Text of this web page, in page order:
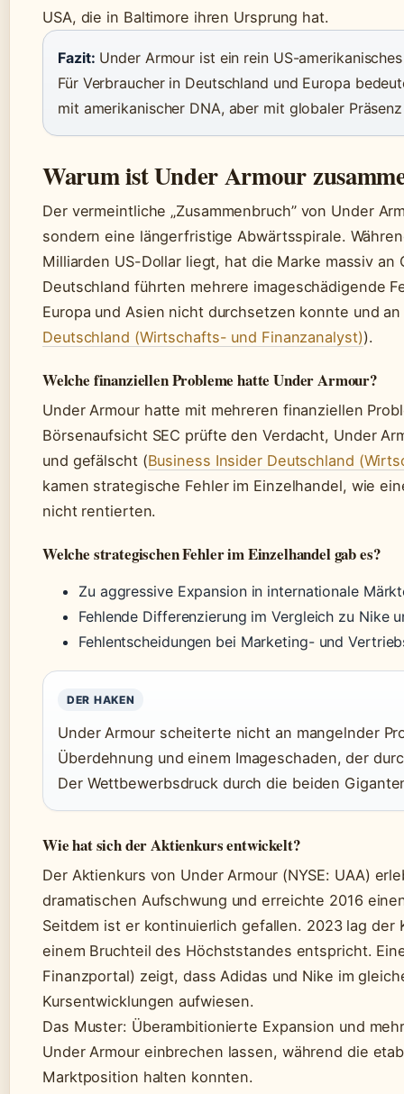
USA, die in Baltimore ihren Ursprung hat.
Fazit: Under Armour ist ein rein US-
Für Verbraucher in Deutschland und Europa
mit amerikanischer DNA, aber mit globaler
Warum ist Under Armour
Der vermeintliche „Zusammenbruch” von Under
sondern eine längerfristige Abwärtsspirale.
Milliarden US-Dollar liegt, hat die Marke massiv an
Deutschland führten mehrere imageschädigende
Europa und Asien nicht durchsetzen konnte und
Deutschland (Wirtschafts- und Finanzanalyst)).
Welche finanziellen Probleme hatte Under Armour?
Under Armour hatte mit mehreren finanziellen
Börsenaufsicht SEC prüfte den Verdacht, Under
und gefälscht (Business Insider Deutschland
kamen strategische Fehler im Einzelhandel, wie
nicht rentierten.
Welche strategischen Fehler im Einzelhandel gab es?
Zu aggressive Expansion in internationale
Fehlende Differenzierung im Vergleich zu Nike
Fehlentscheidungen bei Marketing- und
DER HAKEN
Under Armour scheiterte nicht an mangelnder
Überdehnung und einem Imageschaden, der
Der Wettbewerbsdruck durch die beiden
Wie hat sich der Aktienkurs entwickelt?
Der Aktienkurs von Under Armour (NYSE: UAA)
dramatischen Aufschwung und erreichte 2016
Seitdem ist er kontinuierlich gefallen. 2023 lag der
einem Bruchteil des Höchststandes entspricht.
Finanzportal) zeigt, dass Adidas und Nike im
Kursentwicklungen aufwiesen.
Das Muster: Überambitionierte Expansion und
Under Armour einbrechen lassen, während die
Marktposition halten konnten.